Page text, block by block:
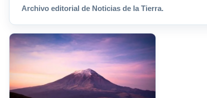
Archivo editorial de Noticias de la Tierra.